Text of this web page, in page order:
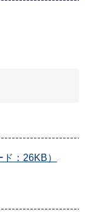
：26KB）